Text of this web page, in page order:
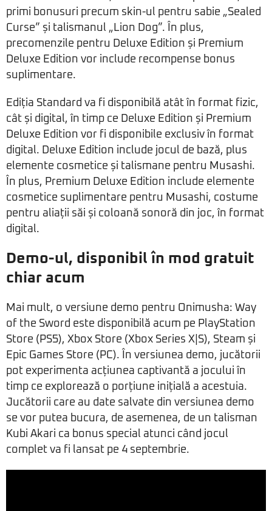
primi bonusuri precum skin-ul pentru sabie „Sealed
Curse” și talismanul „Lion Dog”. În plus,
precomenzile pentru Deluxe Edition și Premium
Deluxe Edition vor include recompense bonus
suplimentare.
Ediția Standard va fi disponibilă atât în format fizic,
cât și digital, în timp ce Deluxe Edition și Premium
Deluxe Edition vor fi disponibile exclusiv în format
digital. Deluxe Edition include jocul de bază, plus
elemente cosmetice și talismane pentru Musashi.
În plus, Premium Deluxe Edition include elemente
cosmetice suplimentare pentru Musashi, costume
pentru aliații săi și coloană sonoră din joc, în format
digital.
Demo-ul, disponibil în mod gratuit
chiar acum
Mai mult, o versiune demo pentru Onimusha: Way
of the Sword este disponibilă acum pe PlayStation
Store (PS5), Xbox Store (Xbox Series X|S), Steam și
Epic Games Store (PC). În versiunea demo, jucătorii
pot experimenta acțiunea captivantă a jocului în
timp ce explorează o porțiune inițială a acestuia.
Jucătorii care au date salvate din versiunea demo
se vor putea bucura, de asemenea, de un talisman
Kubi Akari ca bonus special atunci când jocul
complet va fi lansat pe 4 septembrie.